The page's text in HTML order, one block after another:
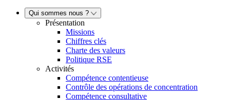
Qui sommes nous ?
Présentation
Missions
Chiffres clés
Charte des valeurs
Politique RSE
Activités
Compétence contentieuse
Contrôle des opérations de concentration
Compétence consultative